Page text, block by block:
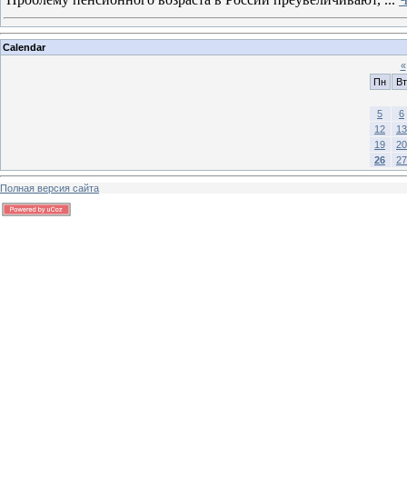
Calendar
«
Пн
Вт
5
6
12
13
19
20
26
27
Полная версия сайта